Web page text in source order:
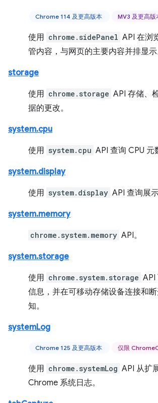
Chrome 114 及更高版本 MV3 及更高版
使用 chrome.sidePanel API 在浏
管内容，与网页的主要内容并排显示
storage
使用 chrome.storage API 存储、
据的更改。
system.cpu
使用 system.cpu API 查询 CPU 元
system.display
使用 system.display API 查询展
system.memory
chrome.system.memory API。
system.storage
使用 chrome.system.storage API
信息，并在可移动存储设备连接和
知。
systemLog
Chrome 125 及更高版本 仅限
使用 chrome.systemLog API 从扩
Chrome 系统日志。